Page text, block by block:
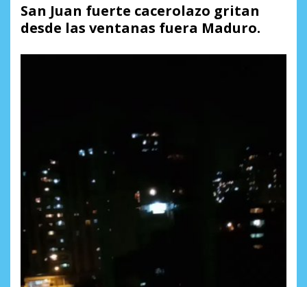
San Juan fuerte cacerolazo gritan
desde las ventanas fuera Maduro.